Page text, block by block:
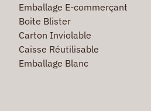
Emballage E-commerçant
Boite Blister
Carton Inviolable
Caisse Réutilisable
Emballage Blanc